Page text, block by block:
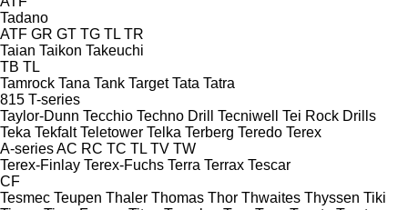
Tadano
ATF GR GT TG TL TR
Taian Taikon Takeuchi
TB TL
Tamrock Tana Tank Target Tata Tatra
815 T-series
Taylor-Dunn Tecchio Techno Drill Tecniwell
Tei Rock Drills
Teka Tekfalt Teletower Telka Terberg Teredo Terex
A-seriesAC RC TC TL TV TW
Terex-Finlay Terex-Fuchs Terra Terrax Tescar
CF
Tesmec Teupen Thaler Thomas Thor Thwaites Thyssen Tiki